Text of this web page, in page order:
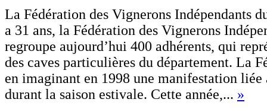
La Fédération des Vignerons Indépendants
a 31 ans, la Fédération des Vignerons
regroupe aujourd’hui 400 adhérents, qui
des caves particulières du département. La
en imaginant en 1998 une manifestation liée
durant la saison estivale. Cette année,... »